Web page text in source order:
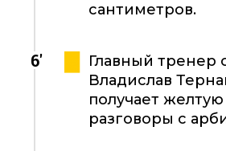
сантиметров.
6'
Главный тренер
Владислав
получает желтую
разговоры с